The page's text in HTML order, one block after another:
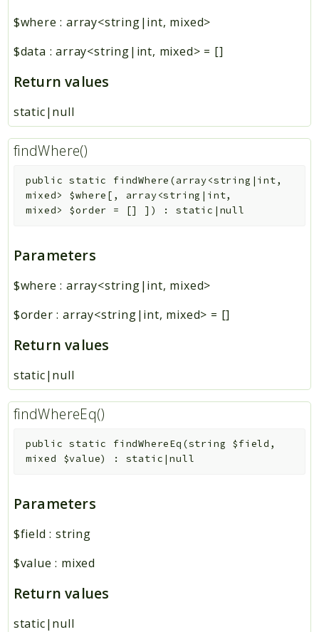
$where : array<string|int, mixed>
$data :array<string|int, mixed> = []
Return values
static|null
findWhere()
public static findWhere (array<string|int,
mixed> $where [ , array<string|int,
mixed> $order = [] ] ) :static|null
Parameters
$where : array<string|int, mixed>
$order : array<string|int, mixed> = []
Return values
static|null
findWhereEq()
public static findWhereEq (string $field ,
mixed $value) : static|null
Parameters
$field : string
$value : mixed
Return values
static|null